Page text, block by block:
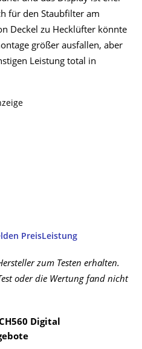
für den Staubfilter am
Deckel zu Hecklüfter könnte
größer ausfallen, aber
Leistung total in
zum Testen erhalten.
oder die Wertung fand nicht
Digital